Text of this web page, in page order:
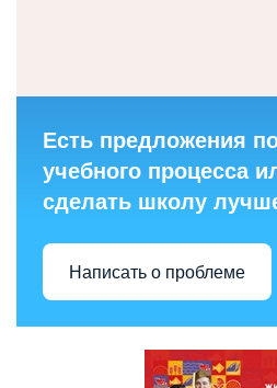
Есть предложения
учебного процесса
сделать школу
Написать о проблеме